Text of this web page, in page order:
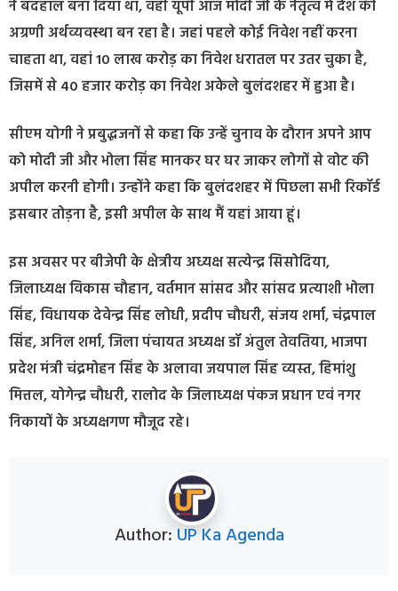
ने बदहाल बना दिया था, वही यूपी आज मोदी जी के नेतृत्व मे देश की
अग्रणी अर्थव्यवस्था बन रहा है। जहां पहले कोई निवेश नहीं करना
चाहता था, वहां 10 लाख करोड़ का निवेश धरातल पर उतर चुका है,
जिसमें से 40 हजार करोड़ का निवेश अकेले बुलंदशहर में हुआ है।
सीएम योगी ने प्रबुद्धजनों से कहा कि उन्हें चुनाव के दौरान अपने आप
को मोदी जी और भोला सिंह मानकर घर घर जाकर लोगों से वोट की
अपील करनी होगी। उन्होंने कहा कि बुलंदशहर में पिछला सभी रिकॉर्ड
इसबार तोड़ना है, इसी अपील के साथ मैं यहां आया हूं।
इस अवसर पर बीजेपी के क्षेत्रीय अध्यक्ष सत्येन्द्र सिसोदिया,
जिलाध्यक्ष विकास चौहान, वर्तमान सांसद और सांसद प्रत्याशी भोला
सिंह, विधायक देवेन्द्र सिंह लोधी, प्रदीप चौधरी, संजय शर्मा, चंद्रपाल
सिंह, अनिल शर्मा, जिला पंचायत अध्यक्ष डॉ अंतुल तेवतिया, भाजपा
प्रदेश मंत्री चंद्रमोहन सिंह के अलावा जयपाल सिंह व्यस्त, हिमांशु
मित्तल, योगेन्द्र चौधरी, रालोद के जिलाध्यक्ष पंकज प्रधान एवं नगर
निकायों के अध्यक्षगण मौजूद रहे।
Author: UP Ka Agenda